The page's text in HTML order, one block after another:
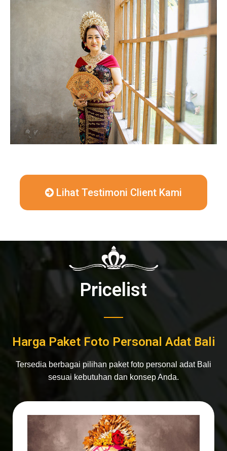
Lihat Testimoni Client Kami
Pricelist
Harga Paket Foto Personal Adat Bali
Tersedia berbagai pilihan paket foto personal adat Bali
sesuai kebutuhan dan konsep Anda.